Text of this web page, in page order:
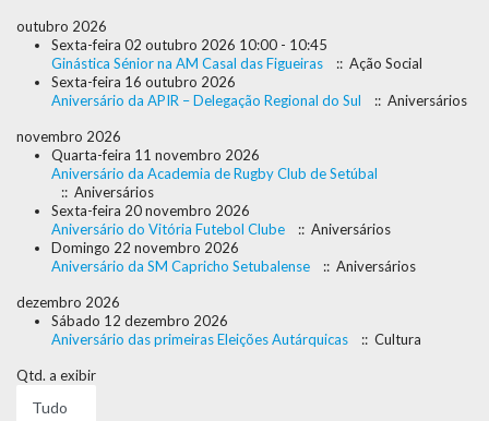
outubro 2026
Sexta-feira 02 outubro 2026 10:00 - 10:45
Ginástica Sénior na AM Casal das Figueiras
:: Ação Social
Sexta-feira 16 outubro 2026
Aniversário da APIR – Delegação Regional do Sul
:: Aniversários
novembro 2026
Quarta-feira 11 novembro 2026
Aniversário da Academia de Rugby Club de Setúbal
:: Aniversários
Sexta-feira 20 novembro 2026
Aniversário do Vitória Futebol Clube
:: Aniversários
Domingo 22 novembro 2026
Aniversário da SM Capricho Setubalense
:: Aniversários
dezembro 2026
Sábado 12 dezembro 2026
Aniversário das primeiras Eleições Autárquicas
:: Cultura
Pagination
Limit
Qtd. a exibir